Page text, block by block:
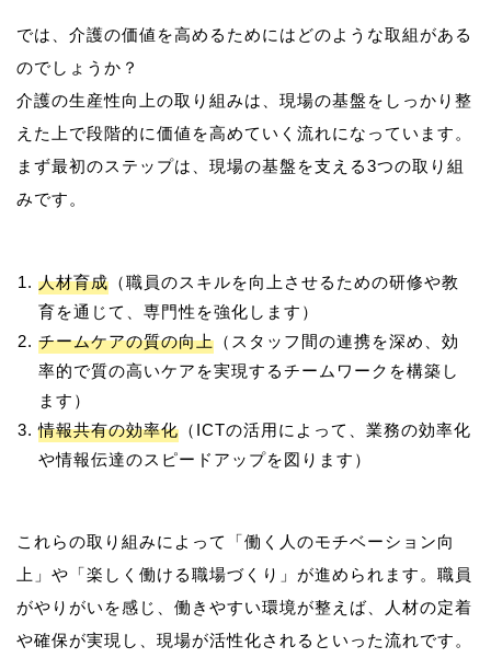
では、介護の価値を高めるためにはどのような取組がある
のでしょうか？
介護の生産性向上の取り組みは、現場の基盤をしっかり整
えた上で段階的に価値を高めていく流れになっています。
まず最初のステップは、現場の基盤を支える3つの取り組
人材育成 （職員のスキルを向上させるための研修や教
育を通じて、専門性を強化します）
チームケアの質の向上 （スタッフ間の連携を深め、効
率的で質の高いケアを実現するチームワークを構築し
ます）
情報共有の効率化 （ICTの活用によって、業務の効率化
や情報伝達のスピードアップを図ります）
これらの取り組みによって「働く人のモチベーション向
上」や「楽しく働ける職場づくり」が進められます。職員
がやりがいを感じ、働きやすい環境が整えば、人材の定着
や確保が実現し、現場が活性化されるといった流れです。